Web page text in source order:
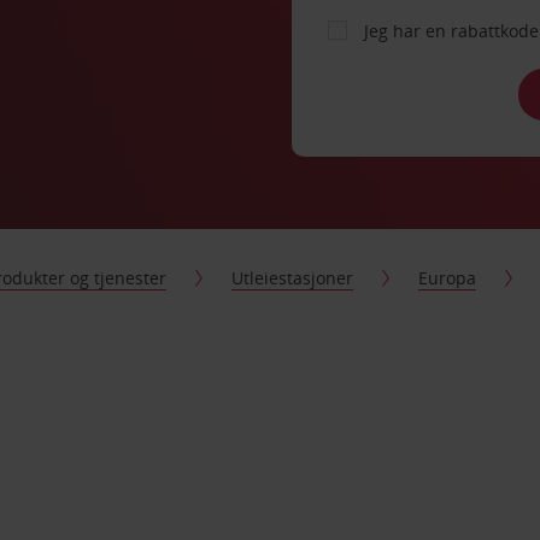
Jeg har en
og tjenester Utleiestasjoner Europa